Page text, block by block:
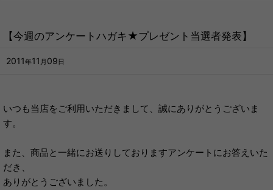
【今週のアンケートハガキ★プレゼント当選者発表】
2011年11 月 09 日
いつも当店をご利用いただきまして、誠にありがとうございま
す。
また、商品と一緒にお送りしておりますアンケートにお答えいた
だき、
ありがとうございました。